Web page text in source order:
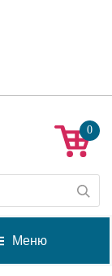
0
Меню